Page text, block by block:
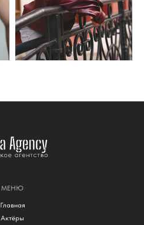
МЕНЮ
Главная
Актёры